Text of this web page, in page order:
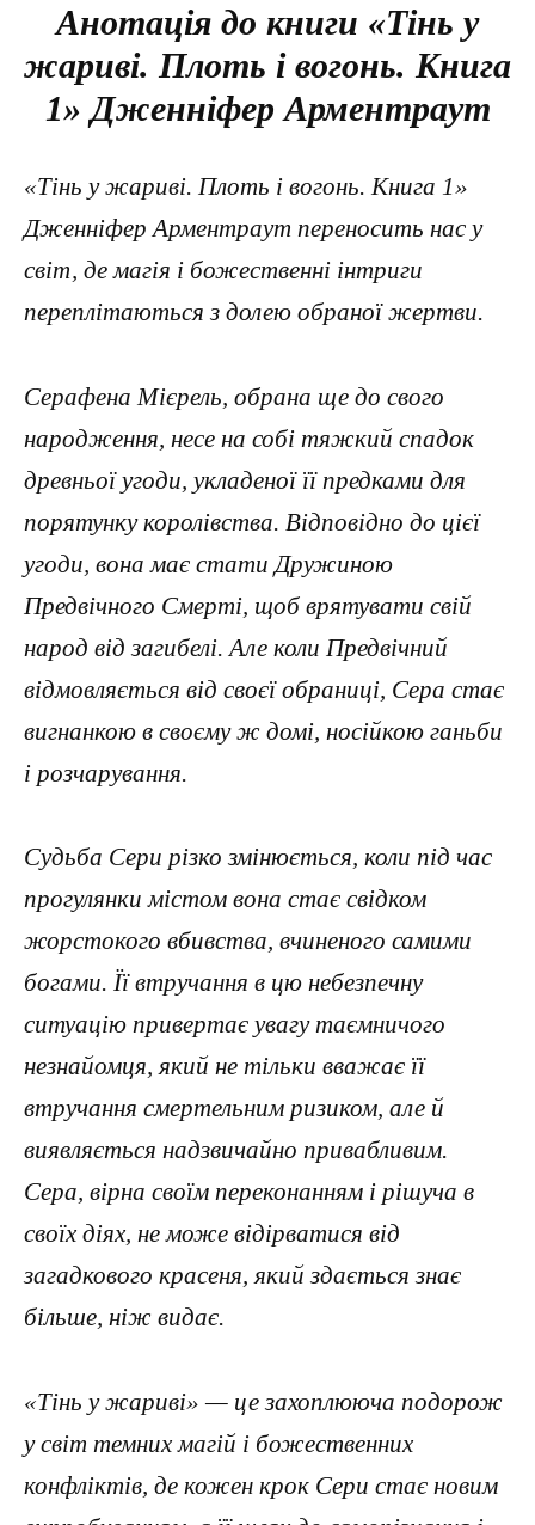
Анотація до книги «Тінь у
жариві. Плоть і вогонь. Книга
1» Дженніфер Арментраут
«Тінь у жариві. Плоть і вогонь. Книга 1»
Дженніфер Арментраут переносить нас у
світ, де магія і божественні інтриги
переплітаються з долею обраної жертви.
Серафена Мієрель, обрана ще до свого
народження, несе на собі тяжкий спадок
древньої угоди, укладеної її предками для
порятунку королівства. Відповідно до цієї
угоди, вона має стати Дружиною
Предвічного Смерті, щоб врятувати свій
народ від загибелі. Але коли Предвічний
відмовляється від своєї обраниці, Сера стає
вигнанкою в своєму ж домі, носійкою ганьби
і розчарування.
Судьба Сери різко змінюється, коли під час
прогулянки містом вона стає свідком
жорстокого вбивства, вчиненого самими
богами. Її втручання в цю небезпечну
ситуацію привертає увагу таємничого
незнайомця, який не тільки вважає її
втручання смертельним ризиком, але й
виявляється надзвичайно привабливим.
Сера, вірна своїм переконанням і рішуча в
своїх діях, не може відірватися від
загадкового красеня, який здається знає
більше, ніж видає.
«Тінь у жариві» — це захоплююча подорож
у світ темних магій і божественних
конфліктів, де кожен крок Сери стає новим